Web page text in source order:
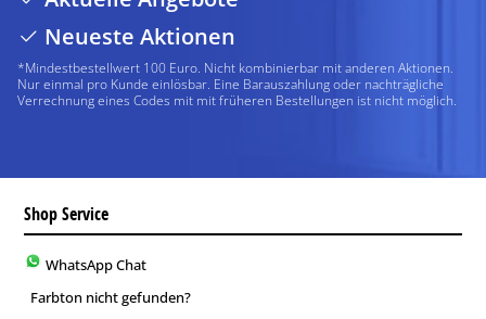
Neueste Aktionen
*Mindestbestellwert 100 Euro. Nicht kombinierbar mit anderen Aktionen.
Nur einmal pro Kunde einlösbar. Eine Barauszahlung oder nachträgliche
Verrechnung eines Codes mit mit früheren Bestellungen ist nicht möglich.
Shop Service
WhatsApp Chat
Farbton nicht gefunden?